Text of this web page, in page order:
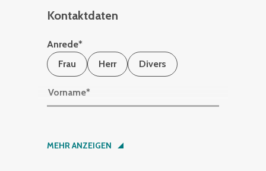
Kontaktdaten
Anrede*
Frau
Herr Divers
Vorname*
Nachname*
MEHR ANZEIGEN